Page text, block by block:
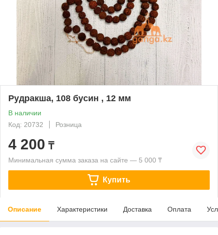
Рудракша, 108 бусин , 12 мм
В наличии
Код: 20732
Розница
4 200 ₸
Минимальная сумма заказа на сайте — 5 000 ₸
Купить
Описание Характеристики Доставка Оплата